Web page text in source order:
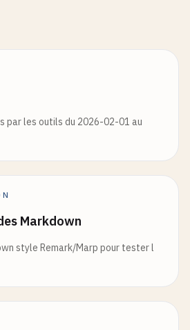
par les outils du 2026-02-01 au
Markdown
style Remark/Marp pour tester l